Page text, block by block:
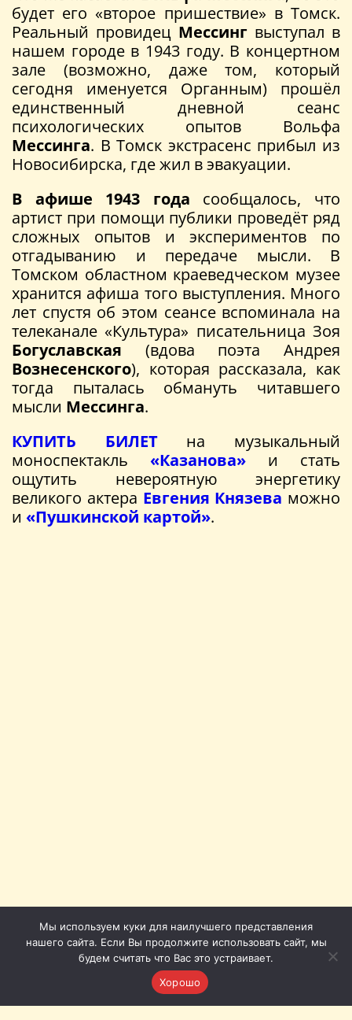
будет его «второе пришествие» в Томск.
Реальный провидец Мессинг выступал в
нашем городе в 1943 году. В концертном
зале (возможно, даже том, который
сегодня именуется Органным) прошёл
единственный дневной сеанс
психологических опытов Вольфа
Мессинга. В Томск экстрасенс прибыл из
Новосибирска, где жил в эвакуации.
В афише 1943 года сообщалось, что
артист при помощи публики проведёт ряд
сложных опытов и экспериментов по
отгадыванию и передаче мысли. В
Томском областном краеведческом музее
хранится афиша того выступления. Много
лет спустя об этом сеансе вспоминала на
телеканале «Культура» писательница Зоя
Богуславская (вдова поэта Андрея
Вознесенского), которая рассказала, как
тогда пыталась обмануть читавшего
мысли Мессинга.
КУПИТЬ БИЛЕТна музыкальный
моноспектакль «Казанова» и стать
ощутить невероятную энергетику
великого актера Евгения Князева можно
и «Пушкинской картой».
Мы используем куки для наилучшего представления
нашего сайта. Если Вы продолжите использовать сайт, мы
будем считать что Вас это устраивает.
Хорошо